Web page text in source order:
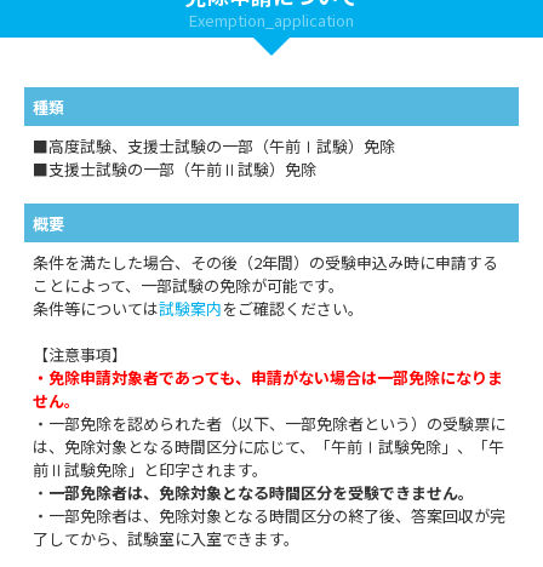
Exemption_application
種類
■高度試験、支援士試験の一部（午前Ⅰ試験）免除
■支援士試験の一部（午前Ⅱ試験）免除
概要
条件を満たした場合、その後（2年間）の受験申込み時に申請する
ことによって、一部試験の免除が可能です。
条件等については試験案内をご確認ください。
【注意事項】
・免除申請対象者であっても、申請がない場合は一部免除になりま
せん。
・一部免除を認められた者（以下、一部免除者という）の受験票に
は、免除対象となる時間区分に応じて、「午前Ⅰ試験免除」、「午
前Ⅱ試験免除」と印字されます。
・ 一部免除者は、免除対象となる時間区分を受験できません。
・一部免除者は、免除対象となる時間区分の終了後、答案回収が完
了してから、試験室に入室できます。